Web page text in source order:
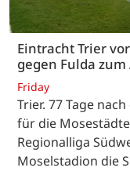
Eintracht Trier
gegen Fulda
Friday
Trier. 77 Tage
für die
Regionalliga
Moselstadion die